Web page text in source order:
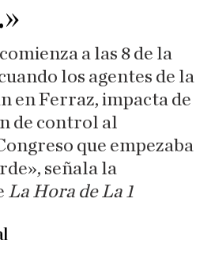
a las 8 de la
los agentes de la
en Ferraz, impacta de
de control al
que empezaba
señala la
La Hora de La 1